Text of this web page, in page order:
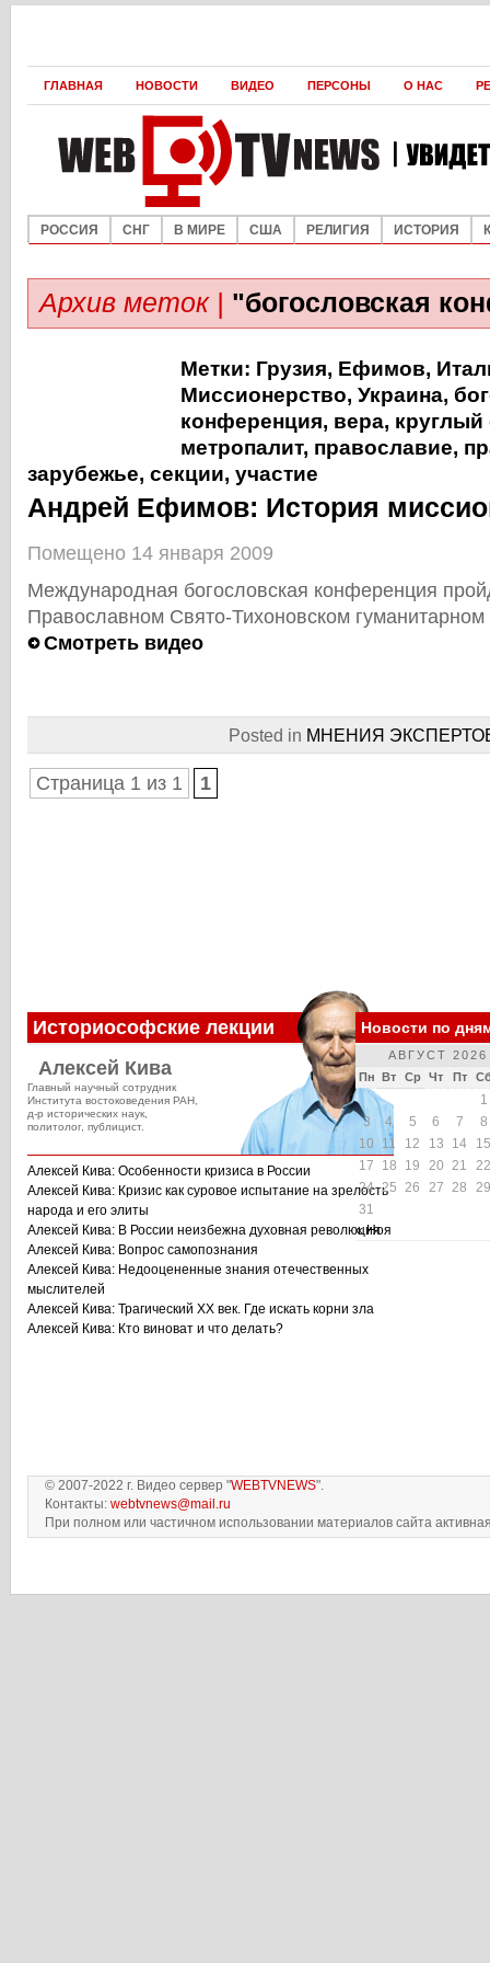
ГЛАВНАЯ НОВОСТИ ВИДЕО ПЕРСОНЫ О НАС
РОССИЯ СНГ В МИРЕ США РЕЛИГИЯ ИСТОРИЯ
Архив меток | "богословская
Метки: Грузия, Ефимов,
Миссионерство, Украина,
конференция, вера, круглый
метропалит, православие,
зарубежье, секции, участие
Андрей Ефимов: История
Помещено 14 января 2009
Международная богословская конференция
Православном Свято-Тихоновском гуманитарном
Смотреть видео
Posted in МНЕНИЯ
Страница 1 из 1 1
Историософские лекции
Алексей Кива
Главный научный сотрудник
Института востоковедения РАН,
д-р исторических наук,
политолог, публицист.
Алексей Кива: Особенности кризиса в России
Алексей Кива: Кризис как суровое испытание на зрелость
народа и его элиты
Алексей Кива: В России неизбежна духовная революция
Алексей Кива: Вопрос самопознания
Алексей Кива: Недооцененные знания отечественных
мыслителей
Алексей Кива: Трагический XX век. Где искать корни зла
Алексей Кива: Кто виноват и что делать?
Новости по
АВГУСТ 2026
Пн Вт Ср Чт Пт
1
3
4 5 6 7
8
10
11 12 13 14
15
17
18 19 20 21
22
24 25 26 27 28
29
31
« Ноя
© 2007-2022 г. Видео сервер "WEBTVNEWS".
Контакты: webtvnews@mail.ru
При полном или частичном использовании материалов сайта